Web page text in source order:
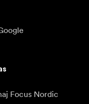
Focus Nordic